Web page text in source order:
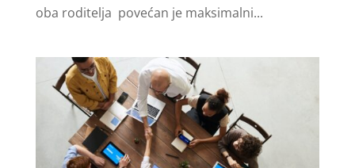
oba roditelja povećan je maksimalni...